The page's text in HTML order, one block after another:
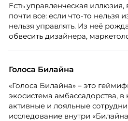
Есть управленческая
почти все: если что-то нельзя
нельзя управлять. Из неё
обвесить дизайнера,
Проблема в том, что так мы
случай, где движение и
совпадать вовсе.
Голоса Билайна
«Голоса Билайна» – это
экосистема амбассадорства,
активные и лояльные
исследование внутри